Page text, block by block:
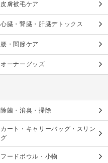
皮膚被毛ケア
心臓・腎臓・肝臓デトックス
腰・関節ケア
オーナーグッズ
除菌・消臭・掃除
カート・キャリーバッグ・スリン
グ
フードボウル・小物